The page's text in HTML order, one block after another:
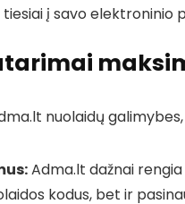
į savo elektroninio
nuolaidų
Adma.lt dažnai
kodus, bet ir